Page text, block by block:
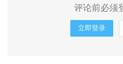
评论前必须
立即登录